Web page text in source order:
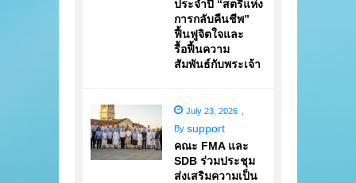
ประจำปี “สตรีแห่ง
การกลับคืนชีพ”
ฟื้นฟูจิตใจและ
รื้อฟื้นความ
สัมพันธ์กับพระเจ้า
July 23, 2026
By support
คณะ FMA และ
SDB ร่วมประชุม
ส่งเสริมความเป็น